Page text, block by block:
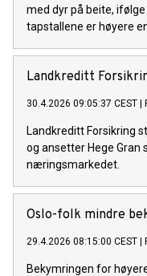
med dyr på beite,
tapstallene er høyere
Landkreditt
30.4.2026 09:05:37 CEST
Landkreditt Forsikring
og ansetter Hege Gran
næringsmarkedet.
Oslo-folk mindre
29.4.2026 08:15:00 CEST
Bekymringen for